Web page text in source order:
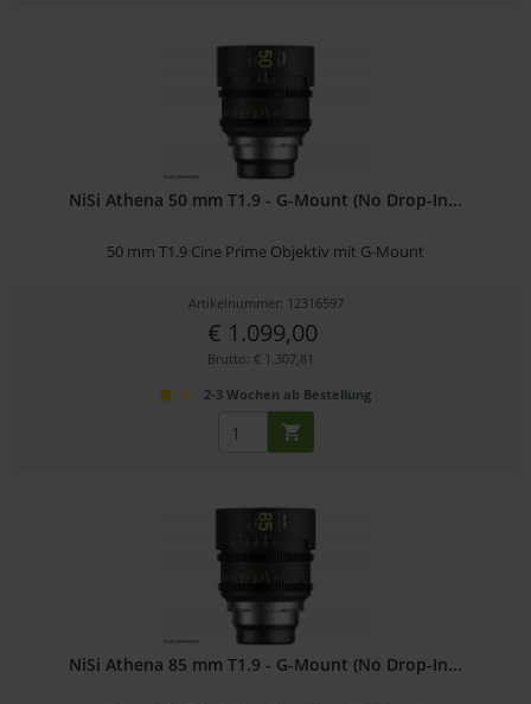
NiSi Athena 50 mm T1.9 - G-Mount (No Drop-In...
50 mm T1.9 Cine Prime Objektiv mit G-Mount
Artikelnummer: 12316597
€ 1.099,00
Brutto: € 1.307,81
2-3 Wochen ab Bestellung
NiSi Athena 85 mm T1.9 - G-Mount (No Drop-In...